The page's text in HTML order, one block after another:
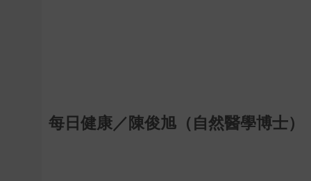
每日健康／陳俊旭（自然醫學博士）